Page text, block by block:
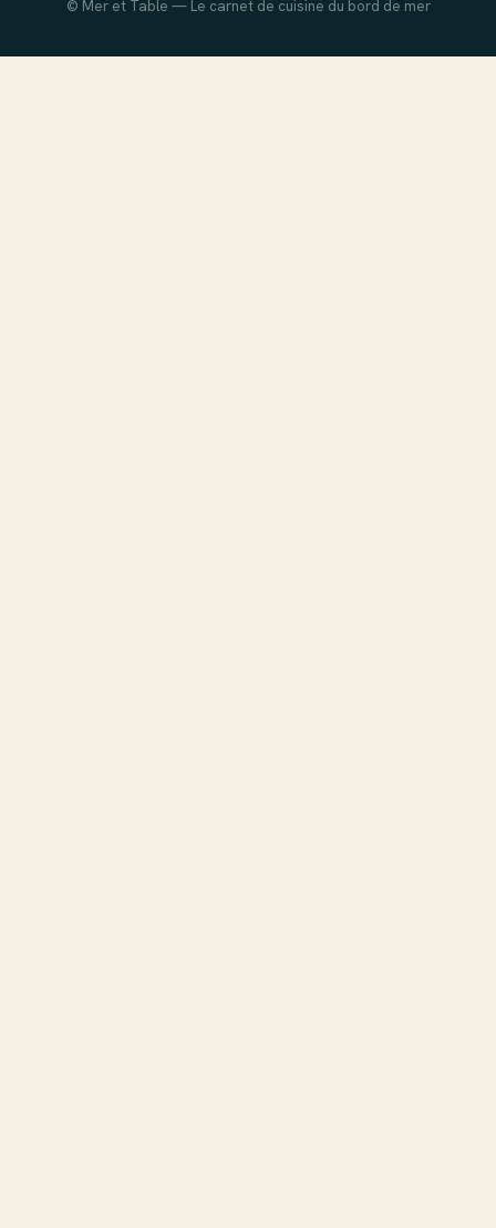
© Mer et Table — Le carnet de cuisine du bord de mer